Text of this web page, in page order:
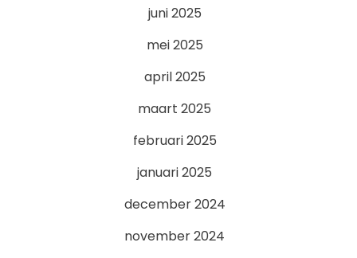
juni 2025
mei 2025
april 2025
maart 2025
februari 2025
januari 2025
december 2024
november 2024